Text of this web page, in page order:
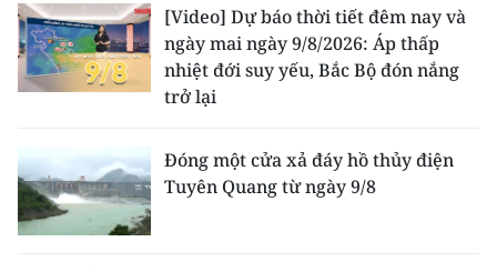
[Video] Dự báo thời tiết đêm nay và
ngày mai ngày 9/8/2026: Áp thấp
nhiệt đới suy yếu, Bắc Bộ đón nắng
trở lại
Đóng một cửa xả đáy hồ thủy điện
Tuyên Quang từ ngày 9/8